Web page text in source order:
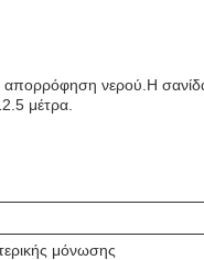
νερού.Η
μέτρα.
μόνωσης